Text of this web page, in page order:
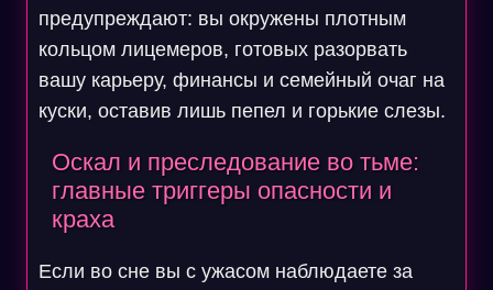
предупреждают: вы окружены плотным
кольцом лицемеров, готовых разорвать
вашу карьеру, финансы и семейный очаг на
куски, оставив лишь пепел и горькие слезы.
Оскал и преследование во тьме:
главные триггеры опасности и
краха
Если во сне вы с ужасом наблюдаете за